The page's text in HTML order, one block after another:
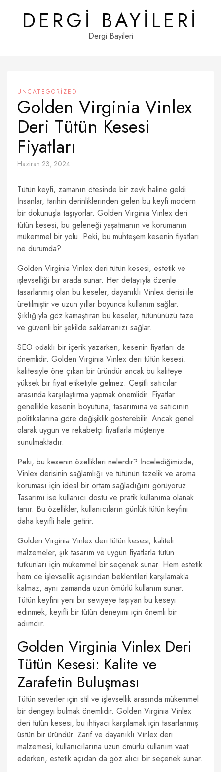
contentDERGI BAYILERI
Dergi Bayileri
UNCATEGORIZED
Golden Virginia Vinlex
Deri Tütün Kesesi
Fiyatları
Haziran 23, 2024
Tütün keyfi, zamanın ötesinde bir zevk haline geldi.
İnsanlar, tarihin derinliklerinden gelen bu keyfi modern
bir dokunuşla taşıyorlar. Golden Virginia Vinlex deri
tütün kesesi, bu geleneği yaşatmanın ve korumanın
mükemmel bir yolu. Peki, bu muhteşem kesenin fiyatları
ne durumda?
Golden Virginia Vinlex deri tütün kesesi, estetik ve
işlevselliği bir arada sunar. Her detayıyla özenle
tasarlanmış olan bu keseler, dayanıklı Vinlex derisi ile
üretilmiştir ve uzun yıllar boyunca kullanım sağlar.
Şıklığıyla göz kamaştıran bu keseler, tütününüzü taze
ve güvenli bir şekilde saklamanızı sağlar.
SEO odaklı bir içerik yazarken, kesenin fiyatları da
önemlidir. Golden Virginia Vinlex deri tütün kesesi,
kalitesiyle öne çıkan bir üründür ancak bu kaliteye
yüksek bir fiyat etiketiyle gelmez. Çeşitli satıcılar
arasında karşılaştırma yapmak önemlidir. Fiyatlar
genellikle kesenin boyutuna, tasarımına ve satıcının
politikalarına göre değişiklik gösterebilir. Ancak genel
olarak uygun ve rekabetçi fiyatlarla müşteriye
sunulmaktadır.
Peki, bu kesenin özellikleri nelerdir? İncelediğimizde,
Vinlex derisinin sağlamlığı ve tütünün tazelik ve aroma
koruması için ideal bir ortam sağladığını görüyoruz.
Tasarımı ise kullanıcı dostu ve pratik kullanıma olanak
tanır. Bu özellikler, kullanıcıların günlük tütün keyfini
daha keyifli hale getirir.
Golden Virginia Vinlex deri tütün kesesi; kaliteli
malzemeler, şık tasarım ve uygun fiyatlarla tütün
tutkunları için mükemmel bir seçenek sunar. Hem estetik
hem de işlevsellik açısından beklentileri karşılamakla
kalmaz, aynı zamanda uzun ömürlü kullanım sunar.
Tütün keyfini yeni bir seviyeye taşıyan bu keseyi
edinmek, keyifli bir tütün deneyimi için önemli bir
adımdır.
Golden Virginia Vinlex Deri
Tütün Kesesi: Kalite ve
Zarafetin Buluşması
Tütün severler için stil ve işlevsellik arasında mükemmel
bir dengeyi bulmak önemlidir. Golden Virginia Vinlex
deri tütün kesesi, bu ihtiyacı karşılamak için tasarlanmış
üstün bir üründür. Zarif ve dayanıklı Vinlex deri
malzemesi, kullanıcılarına uzun ömürlü kullanım vaat
ederken, estetik açıdan da göz alıcı bir seçenek sunar.